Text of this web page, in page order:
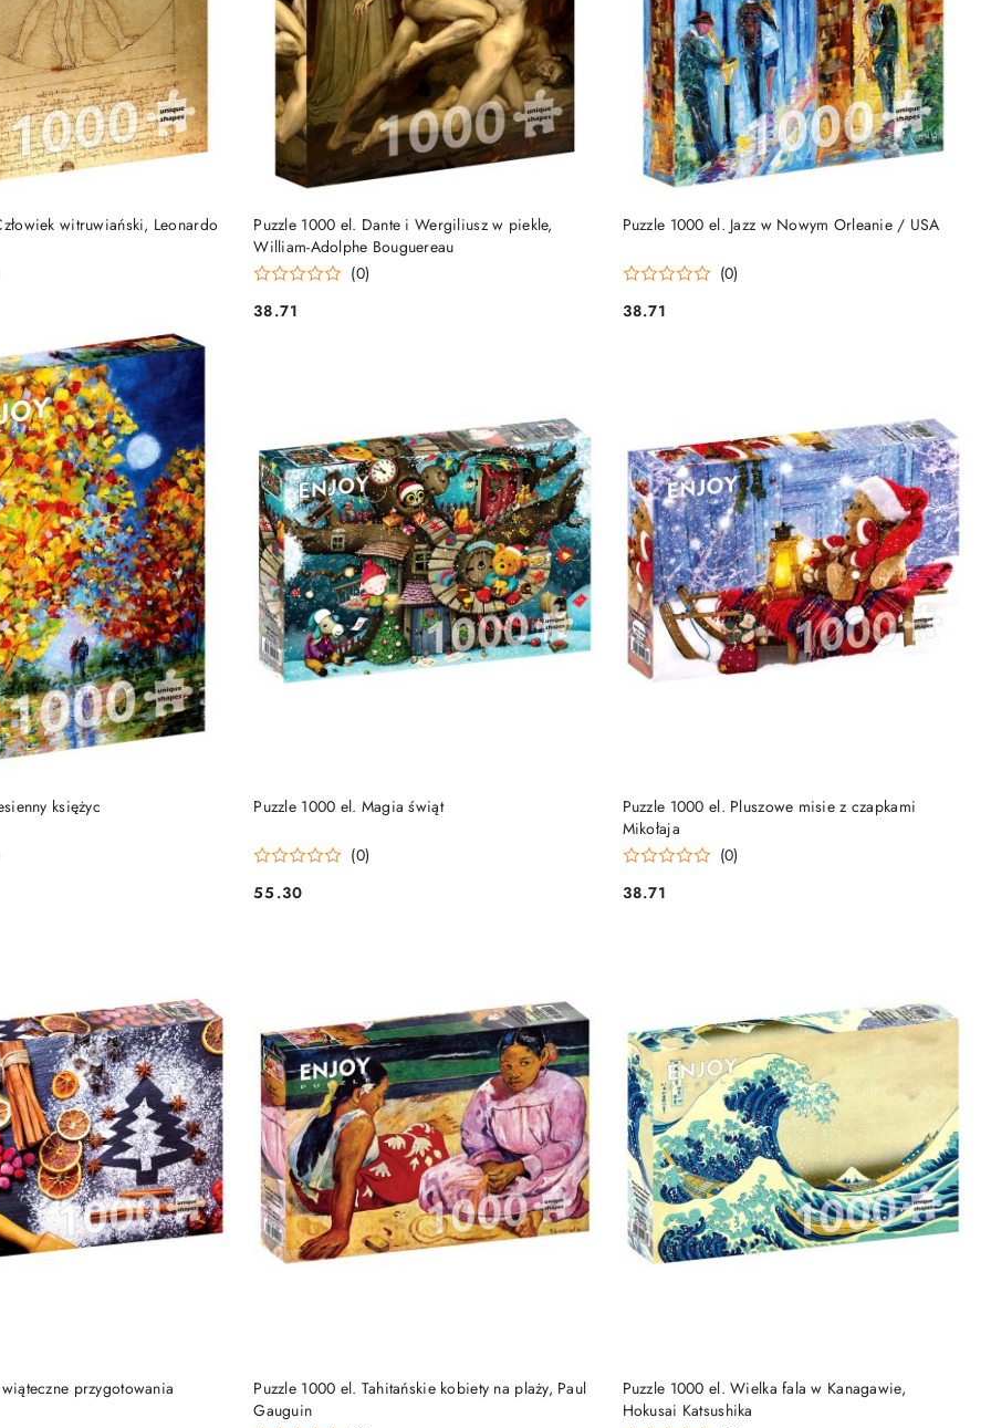
witruwiański, Leonardo
NIEDOSTĘPNY
Puzzle 1000 el. Dante i Wergiliusz w piekle,
William-Adolphe Bouguereau
(0)
Cena:
38.71
PRODUKT NIEDOSTĘPNY Puzzle 1000 el. Jazz w Nowym Orleanie / USA
(0)
Cena:
38.71
PRODUKT NIEDOSTĘPNY
księżyc
NIEDOSTĘPNY Puzzle 1000 el. Magia świąt
(0)
Cena:
55.30
PRODUKT NIEDOSTĘPNY
Puzzle 1000 el. Pluszowe misie z czapkami
Mikołaja
(0)
Cena:
38.71
PRODUKT NIEDOSTĘPNY
przygotowania
NIEDOSTĘPNY
Puzzle 1000 el. Tahitańskie kobiety na plaży, Paul
Gauguin
PRODUKT NIEDOSTĘPNY
Puzzle 1000 el. Wielka fala w Kanagawie,
Hokusai Katsushika
PRODUKT NIEDOSTĘPNY